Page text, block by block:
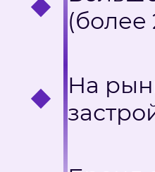
(более
На